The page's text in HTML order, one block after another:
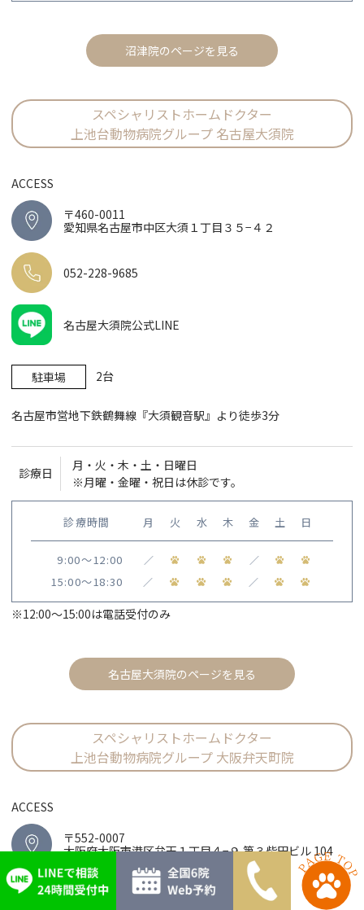
沼津院のページを見る
スペシャリストホームドクター
上池台動物病院グループ 名古屋大須院
ACCESS
〒460-0011
愛知県名古屋市中区大須１丁目３５−４２
052-228-9685
名古屋大須院公式LINE
駐車場 2台
名古屋市営地下鉄鶴舞線『大須観音駅』より徒歩3分
診療日
月・火・木・土・日曜日
※月曜・金曜・祝日は休診です。
診療時間 月 火 水 木 金 土 日
9:00〜12:00 ／ ／
15:00〜18:30 ／ ／
※12:00〜15:00は電話受付のみ
名古屋大須院のページを見る
スペシャリストホームドクター
上池台動物病院グループ 大阪弁天町院
ACCESS
〒552-0007
大阪府大阪市港区弁天１丁目４−９ 第３柴田ビル 104
06-6571-7972